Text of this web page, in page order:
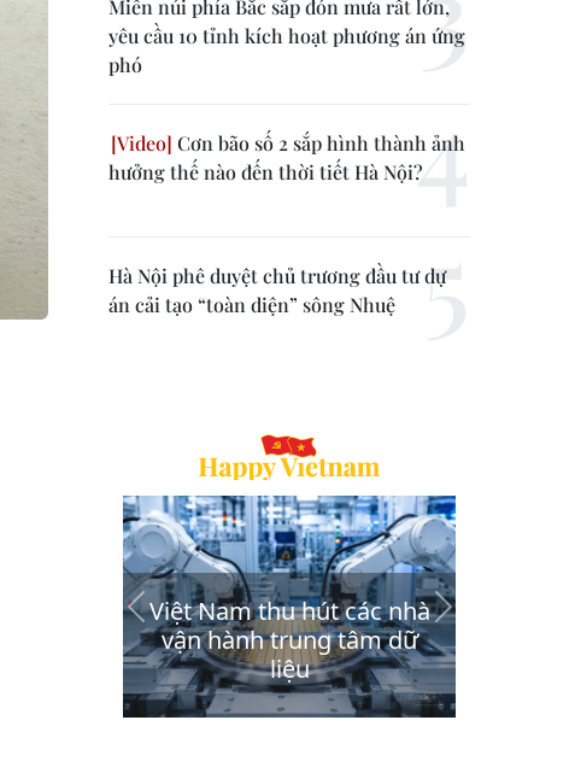
Miền núi phía Bắc sắp đón mưa rất lớn,
yêu cầu 10 tỉnh kích hoạt phương án ứng
phó
Cơn bão số 2 sắp hình thành ảnh
hưởng thế nào đến thời tiết Hà Nội?
Hà Nội phê duyệt chủ trương đầu tư dự
án cải tạo “toàn diện” sông Nhuệ